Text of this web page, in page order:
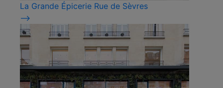
La Grande Épicerie Rue de Sèvres
⟶